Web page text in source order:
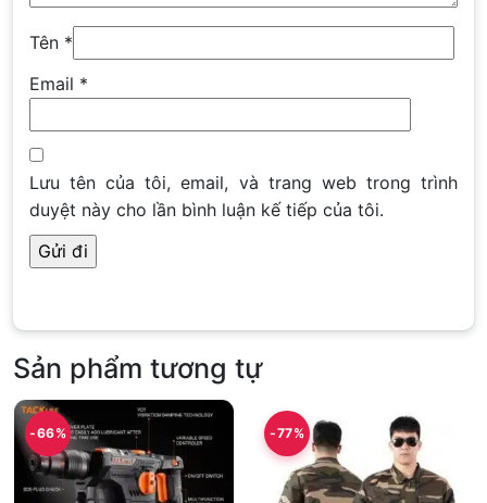
Tên *
Email *
Lưu tên của tôi, email, và trang web trong trình
duyệt này cho lần bình luận kế tiếp của tôi.
Sản phẩm tương tự
-66% -77%